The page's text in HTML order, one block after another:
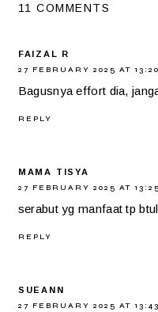
11 COMMENTS
FAIZAL R
27 FEBRUARY 2025 AT 13:20
Bagusnya effort dia,
REPLY
MAMA TISYA
27 FEBRUARY 2025 AT 13:25
serabut yg manfaat tp
REPLY
SUEANN
27 FEBRUARY 2025 AT 13:43